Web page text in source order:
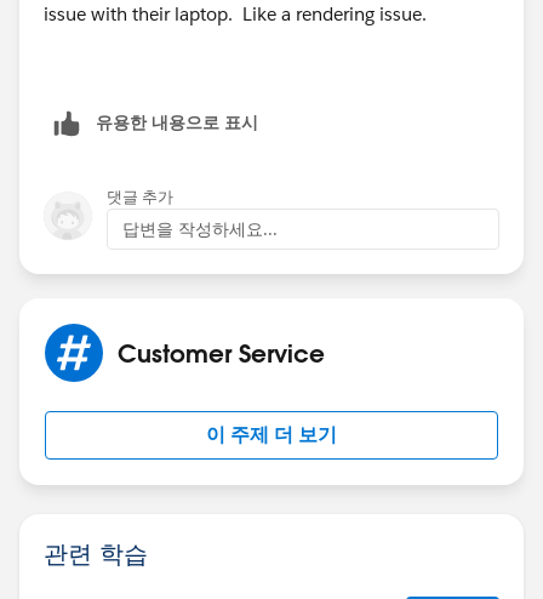
issue with their laptop. Like a rendering issue.
유용한 내용으로 표시
댓글 추가
답변을 작성하세요...
Customer Service
이 주제 더 보기
관련 학습